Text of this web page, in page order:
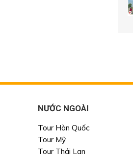
NƯỚC NGOÀI
Tour Hàn Quốc
Tour Mỹ
Tour Thái Lan